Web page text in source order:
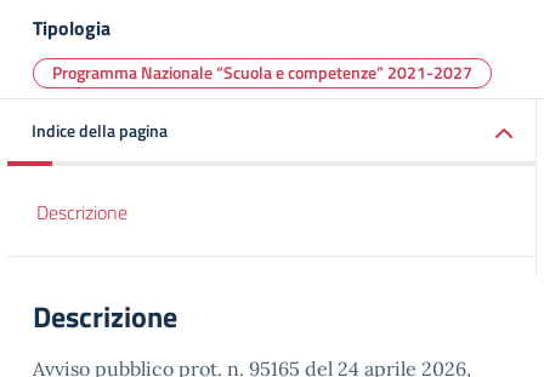
Tipologia
Programma Nazionale “Scuola e competenze” 2021-2027
Indice della pagina
Descrizione
Descrizione
Avviso pubblico prot. n. 95165 del 24 aprile 2026,